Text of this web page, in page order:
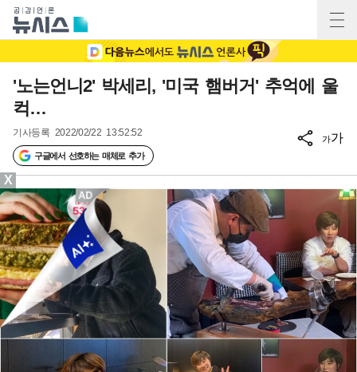
'노는언니2' 박세리, '미국 햄버거' 추억에 울
컥…
기사등록 2022/02/22 13:52:52
구글에서 선호하는 매체로 추가
가가
X